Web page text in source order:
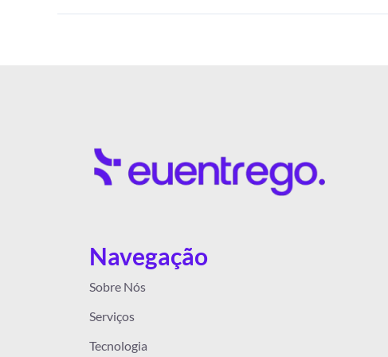
Navegação
Sobre Nós
Serviços
Tecnologia